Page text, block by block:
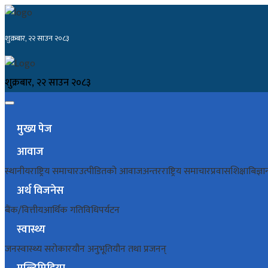
शुक्रबार, २२ साउन २०८३
शुक्रबार, २२ साउन २०८३
मुख्य पेज
आवाज
स्थानीयराष्ट्रिय समाचारउत्पीडितको आवाजअन्तरराष्ट्रिय समाचारप्रवासशिक्षा
अर्थ विजनेस
बैंक/वित्तीयआर्थिक गतिविधिपर्यटन
स्वास्थ्य
जनस्वास्थ्य सरोकारयौन अनुभूतियौन तथा प्रजनन्